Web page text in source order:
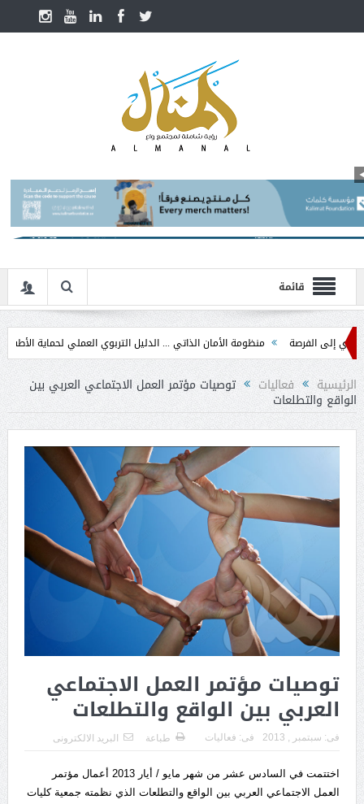
قائمة
الفرصة منظومة الأمان الذاتي ... الدليل التربوي العملي لحماية الأطفال في
الرئيسية فعاليات توصيات مؤتمر العمل الاجتماعي العربي بين
الواقع والتطلعات
توصيات مؤتمر العمل الاجتماعي
العربي بين الواقع والتطلعات
فى: سبتمبر , 2013 فى: فعاليات طباعة البريد الالكترونى
اختتمت في السادس عشر من شهر مايو / أيار 2013 أعمال مؤتمر
العمل الاجتماعي العربي بين الواقع والتطلعات الذي نظمته جمعية كليات